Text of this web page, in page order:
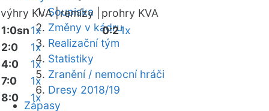
Soupiska
Změny v kádru
Realizační tým
Statistiky
Zranění / nemocní hráči
Dresy 2018/19
Zápasy
výhry KVA |remízy |
prohry KVA
1:0sn1x
2:0
1x
4:0
1x
7:0
1x
8:0
1x
0:21x